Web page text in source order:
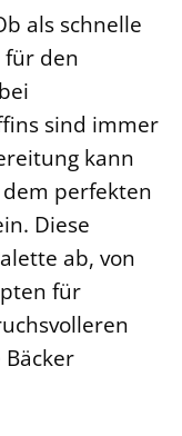
als schnelle
für den
sind immer
kann
perfekten
Diese
ab, von
für